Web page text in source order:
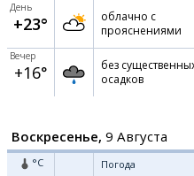
День
+23°
облачно с
прояснениями
Вечер
+16°
без
осадков
Воскресенье, 9 Августа
°C Погода